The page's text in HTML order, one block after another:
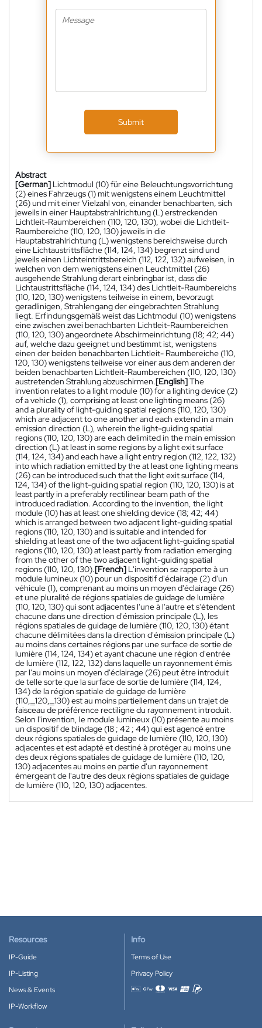
Submit
Abstract
[German] Lichtmodul (10) für eine Beleuchtungsvorrichtung
(2) eines Fahrzeugs (1) mit wenigstens einem Leuchtmittel
(26) und mit einer Vielzahl von, einander benachbarten, sich
jeweils in einer Hauptabstrahlrichtung (L) erstreckenden
Lichtleit-Raumbereichen (110, 120, 130), wobei die Lichtleit-
Raumbereiche (110, 120, 130) jeweils in die
Hauptabstrahlrichtung (L) wenigstens bereichsweise durch
eine Lichtaustrittsfläche (114, 124, 134) begrenzt sind und
jeweils einen Lichteintrittsbereich (112, 122, 132) aufweisen, in
welchen von dem wenigstens einen Leuchtmittel (26)
ausgehende Strahlung derart einbringbar ist, dass die
Lichtaustrittsfläche (114, 124, 134) des Lichtleit-Raumbereichs
(110, 120, 130) wenigstens teilweise in einem, bevorzugt
geradlinigen, Strahlengang der eingebrachten Strahlung
liegt. Erfindungsgemäß weist das Lichtmodul (10) wenigstens
eine zwischen zwei benachbarten Lichtleit-Raumbereichen
(110, 120, 130) angeordnete Abschirmeinrichtung (18; 42; 44)
auf, welche dazu geeignet und bestimmt ist, wenigstens
einen der beiden benachbarten Lichtleit- Raumbereiche (110,
120, 130) wenigstens teilweise vor einer aus dem anderen der
beiden benachbarten Lichtleit-Raumbereichen (110, 120, 130)
austretenden Strahlung abzuschirmen.[English]The
invention relates to a light module (10) for a lighting device (2)
of a vehicle (1), comprising at least one lighting means (26)
and a plurality of light-guiding spatial regions (110, 120, 130)
which are adjacent to one another and each extend in a main
emission direction (L), wherein the light-guiding spatial
regions (110, 120, 130) are each delimited in the main emission
direction (L) at least in some regions by a light exit surface
(114, 124, 134) and each have a light entry region (112, 122, 132)
into which radiation emitted by the at least one lighting means
(26) can be introduced such that the light exit surface (114,
124, 134) of the light-guiding spatial region (110, 120, 130) is at
least partly in a preferably rectilinear beam path of the
introduced radiation. According to the invention, the light
module (10) has at least one shielding device (18; 42; 44)
which is arranged between two adjacent light-guiding spatial
regions (110, 120, 130) and is suitable and intended for
shielding at least one of the two adjacent light-guiding spatial
regions (110, 120, 130) at least partly from radiation emerging
from the other of the two adjacent light-guiding spatial
regions (110, 120, 130).[French] L'invention se rapporte à un
module lumineux (10) pour un dispositif d'éclairage (2) d'un
véhicule (1), comprenant au moins un moyen d'éclairage (26)
et une pluralité de régions spatiales de guidage de lumière
(110, 120, 130) qui sont adjacentes l'une à l'autre et s'étendent
chacune dans une direction d'émission principale (L), les
régions spatiales de guidage de lumière (110, 120, 130) étant
chacune délimitées dans la direction d'émission principale (L)
au moins dans certaines régions par une surface de sortie de
lumière (114, 124, 134) et ayant chacune une région d'entrée
de lumière (112, 122, 132) dans laquelle un rayonnement émis
par l'au moins un moyen d'éclairage (26) peut être introduit
de telle sorte que la surface de sortie de lumière (114, 124,
134) de la région spatiale de guidage de lumière
(110,‗120,‗130) est au moins partiellement dans un trajet de
faisceau de préférence rectiligne du rayonnement introduit.
Selon l'invention, le module lumineux (10) présente au moins
un dispositif de blindage (18 ; 42 ; 44) qui est agencé entre
deux régions spatiales de guidage de lumière (110, 120, 130)
adjacentes et est adapté et destiné à protéger au moins une
des deux régions spatiales de guidage de lumière (110, 120,
130) adjacentes au moins en partie d'un rayonnement
émergeant de l'autre des deux régions spatiales de guidage
de lumière (110, 120, 130) adjacentes.
Resources
IP-Guide
IP-Listing
News & Events
IP-Workflow
Info
Terms of Use
Privacy Policy
Accepted payment methods